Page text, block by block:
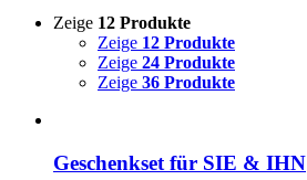
Zeige 12 Produkte
Zeige 12 Produkte
Zeige 24 Produkte
Zeige 36 Produkte
Geschenkset für SIE & IHN